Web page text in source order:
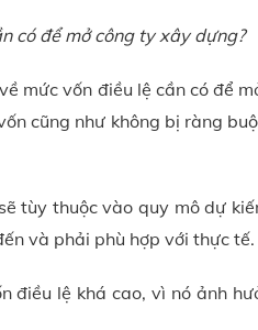
có để mở công ty xây dựng?
mức vốn điều lệ cần có để
cũng như không bị ràng
tùy thuộc vào quy mô dự
và phải phù hợp với thực tế.
lệ khá cao, vì nó ảnh